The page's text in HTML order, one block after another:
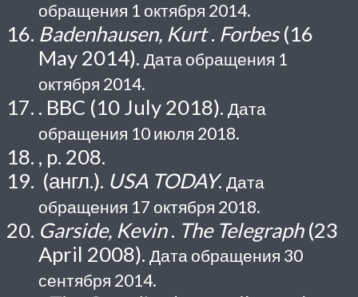
обращения 1 октября 2014.
Badenhausen, Kurt. Forbes(16
May 2014). Дата обращения 1
октября 2014.
. BBC (10 July 2018). Дата
обращения 10 июля 2018.
, p. 208.
(англ.). USA TODAY.Дата
обращения 17 октября 2018.
Garside, Kevin. The Telegraph(23
April 2008). Дата обращения 30
сентября 2014.